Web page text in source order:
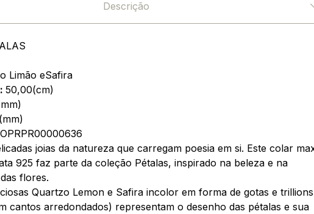
Descrição
Limão eSafira
50,00(cm)
joias da natureza que carregam poesia em si. Este colar
925 faz parte da coleção Pétalas, inspirado na beleza e na
flores.
Quartzo Lemon e Safira incolor em forma de gotas e trillions
cantos arredondados) representam o desenho das pétalas e sua